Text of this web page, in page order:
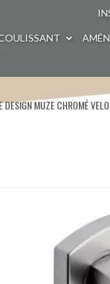
DESIGN MUZE CHROMÉ